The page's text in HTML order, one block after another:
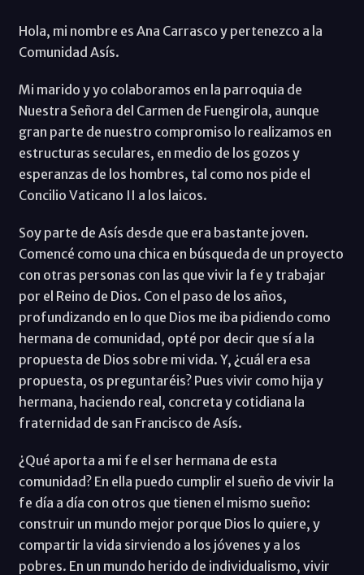
Hola, mi nombre es Ana Carrasco y pertenezco a la
Comunidad Asís.
Mi marido y yo colaboramos en la parroquia de
Nuestra Señora del Carmen de Fuengirola, aunque
gran parte de nuestro compromiso lo realizamos en
estructuras seculares, en medio de los gozos y
esperanzas de los hombres, tal como nos pide el
Concilio Vaticano II a los laicos.
Soy parte de Asís desde que era bastante joven.
Comencé como una chica en búsqueda de un proyecto
con otras personas con las que vivir la fe y trabajar
por el Reino de Dios. Con el paso de los años,
profundizando en lo que Dios me iba pidiendo como
hermana de comunidad, opté por decir que sí a la
propuesta de Dios sobre mi vida. Y, ¿cuál era esa
propuesta, os preguntaréis? Pues vivir como hija y
hermana, haciendo real, concreta y cotidiana la
fraternidad de san Francisco de Asís.
¿Qué aporta a mi fe el ser hermana de esta
comunidad? En ella puedo cumplir el sueño de vivir la
fe día a día con otros que tienen el mismo sueño:
construir un mundo mejor porque Dios lo quiere, y
compartir la vida sirviendo a los jóvenes y a los
pobres. En un mundo herido de individualismo, vivir